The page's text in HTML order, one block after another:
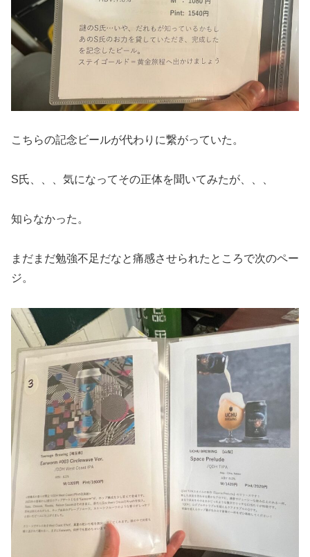
こちらの記念ビールが代わりに繋がっていた。
S氏、、、気になってその正体を聞いてみたが、、、
知らなかった。
まだまだ勉強不足だなと痛感させられたところで次のペー
ジ。